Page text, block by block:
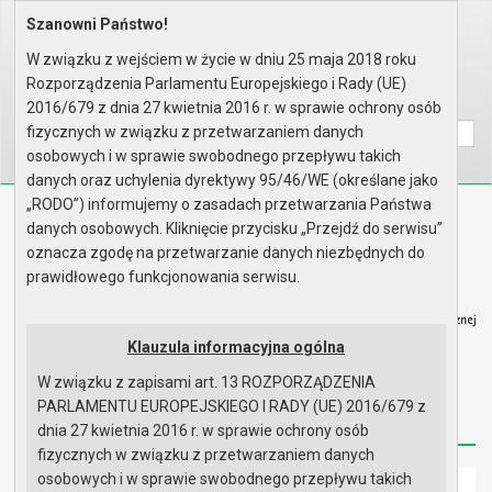
Home Organy Rada Miejska
Porządek obrad
Wyszukaj na stronie:
AAA
Biuletyn Informacji Publicznej
Urząd Miasta i Gminy w Gryfinie
Strona główna Mapa serwisu Aktualności
Redakcja Instrukcja korzystania Dostępność
Strona główna
Szanowni Państwo!
W związku z wejściem w życie w dniu 25 maja 2018 roku
Rozporządzenia Parlamentu Europejskiego i Rady (UE)
2016/679 z dnia 27 kwietnia 2016 r. w sprawie ochrony osób
fizycznych w związku z przetwarzaniem danych
osobowych i w sprawie swobodnego przepływu takich
danych oraz uchylenia dyrektywy 95/46/WE (określane jako
„RODO”) informujemy o zasadach przetwarzania Państwa
danych osobowych. Kliknięcie przycisku „Przejdź do serwisu”
oznacza zgodę na przetwarzanie danych niezbędnych do
prawidłowego funkcjonowania serwisu.
Klauzula informacyjna ogólna
W związku z zapisami art. 13 ROZPORZĄDZENIA
PARLAMENTU EUROPEJSKIEGO I RADY (UE) 2016/679 z
dnia 27 kwietnia 2016 r. w sprawie ochrony osób
fizycznych w związku z przetwarzaniem danych
osobowych i w sprawie swobodnego przepływu takich